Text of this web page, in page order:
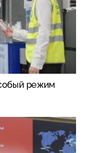
режим